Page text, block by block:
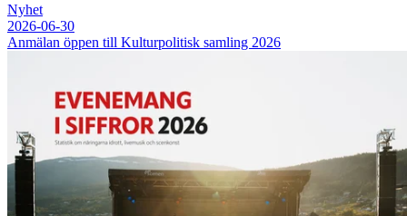
Nyhet
2026-06-30
Anmälan öppen till Kulturpolitisk samling 2026